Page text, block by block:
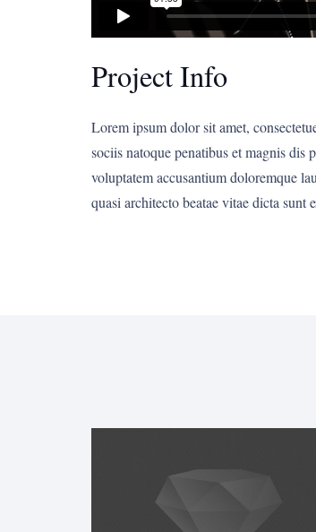
Project Info
Lorem ipsum dolor sit amet,
sociis natoque penatibus et magnis dis
voluptatem accusantium doloremque
quasi architecto beatae vitae dicta sunt